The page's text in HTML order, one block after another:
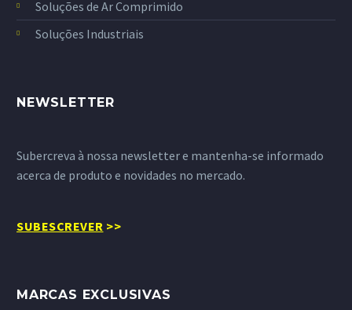
Soluções de Ar Comprimido
Soluções Industriais
NEWSLETTER
Subercreva à nossa newsletter e mantenha-se informado
acerca de produto e novidades no mercado.
SUBESCREVER >>
MARCAS EXCLUSIVAS